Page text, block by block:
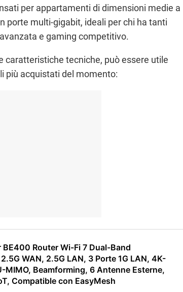
per appartamenti di dimensioni medie a
porte multi-gigabit, ideali per chi ha tanti
e gaming competitivo.
caratteristiche tecniche, può essere utile
più acquistati del momento:
Router Wi-Fi 7 Dual-Band
WAN, 2.5G LAN, 3 Porte 1G LAN, 4K-
MIMO, Beamforming, 6 Antenne Esterne,
Compatible con EasyMesh